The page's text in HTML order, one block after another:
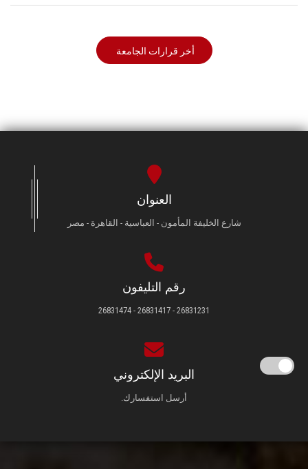
أخر قرارات الجامعة
العنوان
شارع الخليفة المأمون - العباسية - القاهرة - مصر
رقم التليفون
26831231 - 26831417 - 26831474
البريد الإلكتروني
أرسل استفسارك.